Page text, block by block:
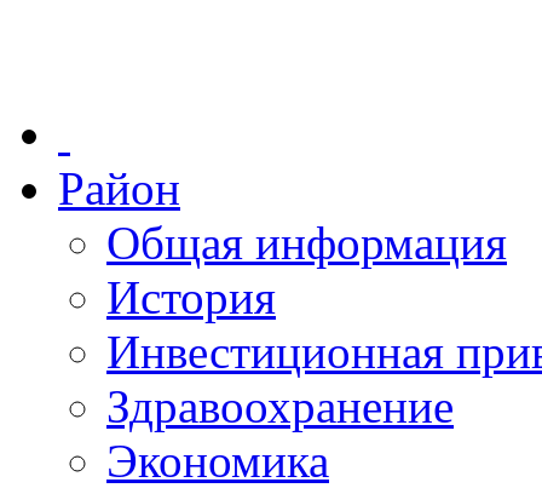
Район
Общая информация
История
Инвестиционная
Здравоохранение
Экономика